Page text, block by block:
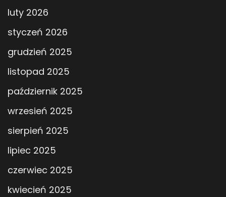
luty 2026
styczeń 2026
grudzień 2025
listopad 2025
październik 2025
wrzesień 2025
sierpień 2025
lipiec 2025
czerwiec 2025
kwiecień 2025